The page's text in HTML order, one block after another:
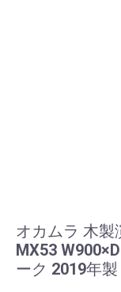
オカムラ 木製
MX53
ーク 2019年